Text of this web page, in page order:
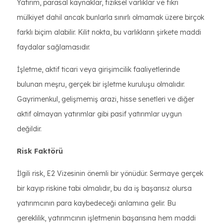
Yatırım, parasal kaynaklar, fiziksel varlıklar ve fikri
mülkiyet dahil ancak bunlarla sınırlı olmamak üzere birçok
farklı biçim alabilir. Kilit nokta, bu varlıkların şirkete maddi
faydalar sağlamasıdır.
İşletme, aktif ticari veya girişimcilik faaliyetlerinde
bulunan meşru, gerçek bir işletme kuruluşu olmalıdır.
Gayrimenkul, gelişmemiş arazi, hisse senetleri ve diğer
aktif olmayan yatırımlar gibi pasif yatırımlar uygun
değildir.
Risk Faktörü
İlgili risk, E2 Vizesinin önemli bir yönüdür. Sermaye gerçek
bir kayıp riskine tabi olmalıdır, bu da iş başarısız olursa
yatırımcının para kaybedeceği anlamına gelir. Bu
gereklilik, yatırımcının işletmenin başarısına hem maddi